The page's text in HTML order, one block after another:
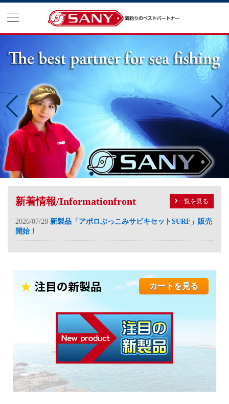
新着情報/Informationfront 一覧を見る
2026/07/28 新製品「アポロぶっこみサビキセットSURF」販売
開始！
★ 注目の新製品 カートを見る